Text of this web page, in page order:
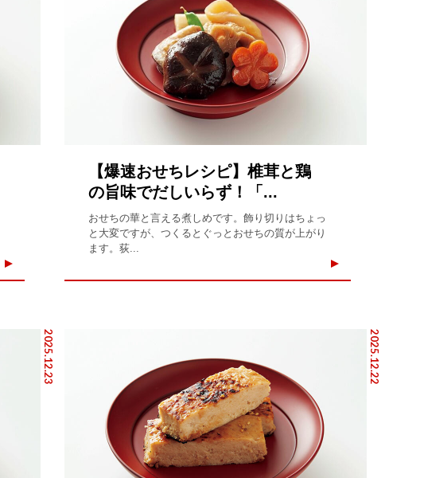
【爆速おせちレシピ】椎茸と鶏
の旨味でだしいらず！「...
おせちの華と言える煮しめです。飾り切りはちょっ
と大変ですが、つくるとぐっとおせちの質が上がり
ます。荻...
2025.12.23 2025.12.22